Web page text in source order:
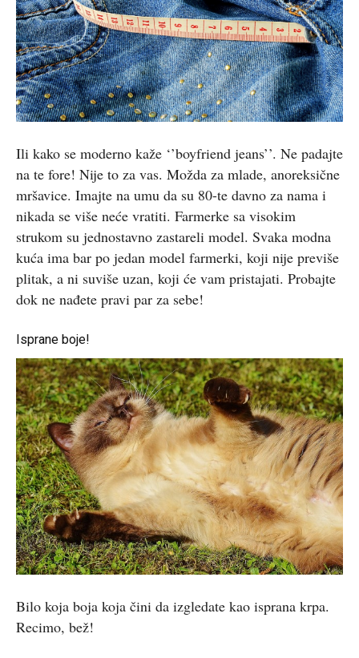
Ili kako se moderno kaže ‘’boyfriend jeans’’. Ne padajte
na te fore! Nije to za vas. Možda za mlade, anoreksične
mršavice. Imajte na umu da su 80-te davno za nama i
nikada se više neće vratiti. Farmerke sa visokim
strukom su jednostavno zastareli model. Svaka modna
kuća ima bar po jedan model farmerki, koji nije previše
plitak, a ni suviše uzan, koji će vam pristajati. Probajte
dok ne nađete pravi par za sebe!
Isprane boje!
Bilo koja boja koja čini da izgledate kao isprana krpa.
Recimo, bež!